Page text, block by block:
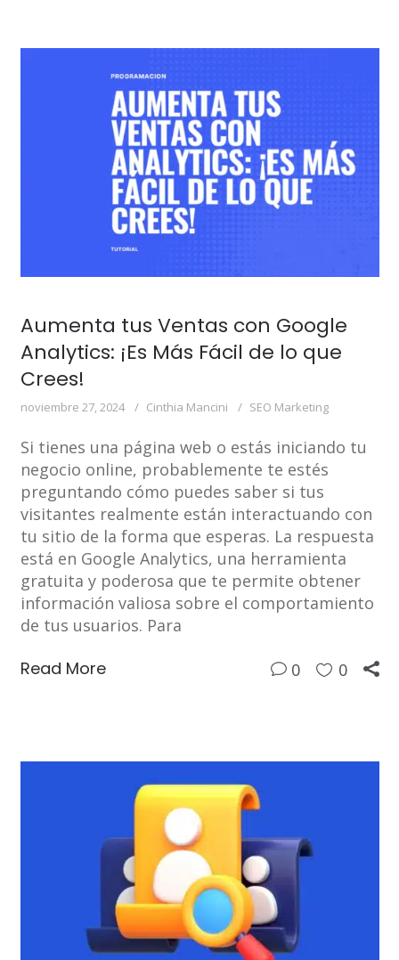
Aumenta tus Ventas con Google
Analytics: ¡Es Más Fácil de lo que
Crees!
noviembre 27, 2024 Cinthia Mancini SEO Marketing
Si tienes una página web o estás iniciando tu
negocio online, probablemente te estés
preguntando cómo puedes saber si tus
visitantes realmente están interactuando con
tu sitio de la forma que esperas. La respuesta
está en Google Analytics, una herramienta
gratuita y poderosa que te permite obtener
información valiosa sobre el comportamiento
de tus usuarios. Para
Read More 0 0